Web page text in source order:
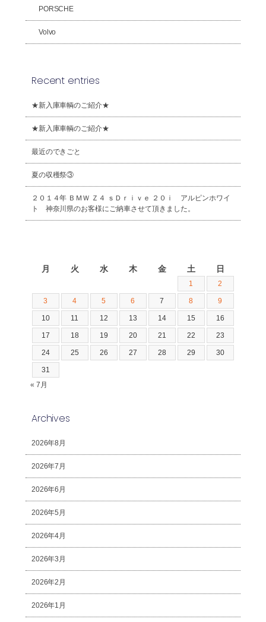
PORSCHE
Volvo
Recent entries
★新入庫車輌のご紹介★
★新入庫車輌のご紹介★
最近のできごと
夏の収穫祭③
２０１４年 ＢＭＷ Ｚ４ ｓＤｒｉｖｅ ２０ｉ アルピンホワイ
ト 神奈川県のお客様にご納車させて頂きました。
月 火 水 木 金 土 日
1 2
3 4 5 6 7 8 9
10 11 12 13 14 15 16
17 18 19 20 21 22 23
24 25 26 27 28 29 30
31
« 7月
Archives
2026年8月
2026年7月
2026年6月
2026年5月
2026年4月
2026年3月
2026年2月
2026年1月